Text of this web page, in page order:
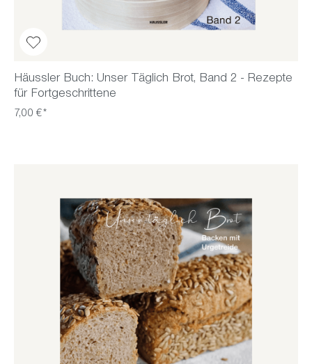
Häussler Buch: Unser Täglich Brot, Band 2 - Rezepte
für Fortgeschrittene
7,00 €*